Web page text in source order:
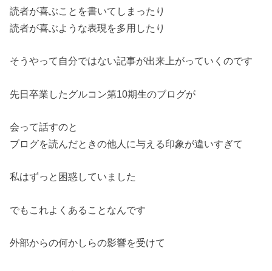
読者が喜ぶことを書いてしまったり
読者が喜ぶような表現を多用したり
そうやって自分ではない記事が出来上がっていくのです
先日卒業したグルコン第10期生のブログが
会って話すのと
ブログを読んだときの他人に与える印象が違いすぎて
私はずっと困惑していました
でもこれよくあることなんです
外部からの何かしらの影響を受けて